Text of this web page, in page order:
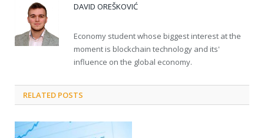
DAVID OREŠKOVIĆ
Economy student whose biggest interest at the
moment is blockchain technology and its'
influence on the global economy.
RELATED POSTS